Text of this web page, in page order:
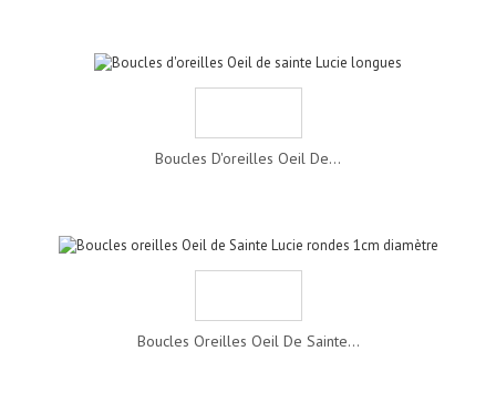
Boucles D'oreilles Oeil De...
Boucles Oreilles Oeil De Sainte...